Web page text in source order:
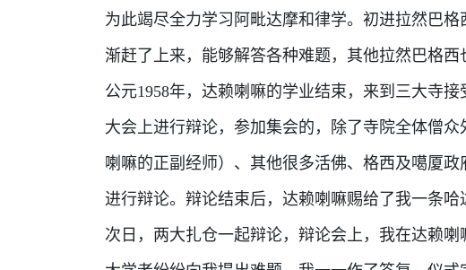
为此竭尽全力学习阿毗达摩和律学。初进拉然巴
渐赶了上来，能够解答各种难题，其他拉然巴格西
公元1958年，达赖喇嘛的学业结束，来到三大寺
大会上进行辩论，参加集会的，除了寺院全体僧
喇嘛的正副经师）、其他很多活佛、格西及噶厦政
进行辩论。辩论结束后，达赖喇嘛赐给了我一条哈
次日，两大扎仓一起辩论，辩论会上，我在达赖